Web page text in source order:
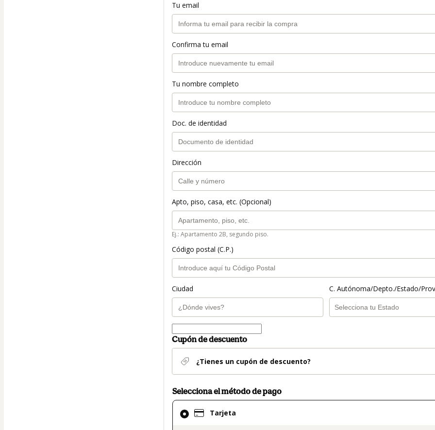
Tu email
Confirma tu email
Tu nombre completo
Doc. de identidad
Dirección
Apto, piso, casa, etc. (Opcional)
Ej.: Apartamento 2B, segundo piso.
Código postal (C.P.)
Ciudad C. Autónoma/Depto./Estado/
Cupón de descuento
¿Tienes un cupón de descuento?
Selecciona el método de pago
Tarjeta
El
método